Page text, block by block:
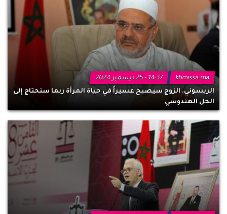
khmissa.ma
14:37 - 25 ديسمبر 2024
الريسوني. الزوج سيصبح عسيراً في حياة المرأة ربما سنحتاج إلى
الحل الهندوسي